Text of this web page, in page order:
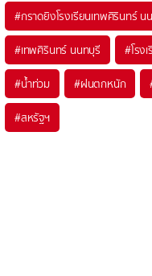
#กราดยิงโรงเรียนเทพศิรินทร์ น
#เทพศิรินทร์ นนทบุรี #โรง
#น้ำท่วม #ฝนตกหนัก
#สหรัฐฯ